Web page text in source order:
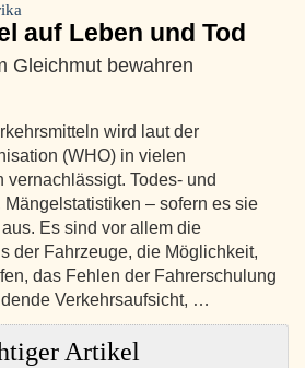
auf Leben und Tod
Gleichmut bewahren
wird laut der
(WHO) in vielen
Todes- und
– sofern es sie
Es sind vor allem die
der Fahrzeuge, die Möglichkeit,
das Fehlen der Fahrerschulung
Verkehrsaufsicht, …
Artikel